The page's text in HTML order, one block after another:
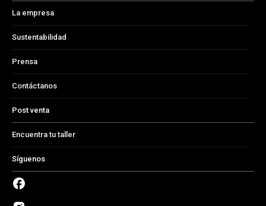
La empresa
Sustentabilidad
Prensa
Contáctanos
Post venta
Encuentra tu taller
Síguenos